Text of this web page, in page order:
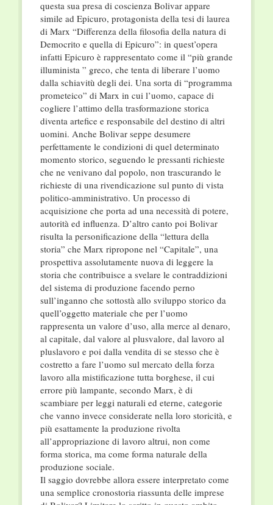
questa sua presa di coscienza Bolivar appare
simile ad Epicuro, protagonista della tesi di laurea
di Marx “Differenza della filosofia della natura di
Democrito e quella di Epicuro”: in quest’opera
infatti Epicuro è rappresentato come il “più grande
illuminista ” greco, che tenta di liberare l’uomo
dalla schiavitù degli dei. Una sorta di “programma
prometeico” di Marx in cui l’uomo, capace di
cogliere l’attimo della trasformazione storica
diventa artefice e responsabile del destino di altri
uomini. Anche Bolivar seppe desumere
perfettamente le condizioni di quel determinato
momento storico, seguendo le pressanti richieste
che ne venivano dal popolo, non trascurando le
richieste di una rivendicazione sul punto di vista
politico-amministrativo. Un processo di
acquisizione che porta ad una necessità di potere,
autorità ed influenza. D’altro canto poi Bolivar
risulta la personificazione della “lettura della
storia” che Marx ripropone nel “Capitale”, una
prospettiva assolutamente nuova di leggere la
storia che contribuisce a svelare le contraddizioni
del sistema di produzione facendo perno
sull’inganno che sottostà allo sviluppo storico da
quell’oggetto materiale che per l’uomo
rappresenta un valore d’uso, alla merce al denaro,
al capitale, dal valore al plusvalore, dal lavoro al
pluslavoro e poi dalla vendita di se stesso che è
costretto a fare l’uomo sul mercato della forza
lavoro alla mistificazione tutta borghese, il cui
errore più lampante, secondo Marx, è di
scambiare per leggi naturali ed eterne, categorie
che vanno invece considerate nella loro storicità, e
più esattamente la produzione rivolta
all’appropriazione di lavoro altrui, non come
forma storica, ma come forma naturale della
produzione sociale.
Il saggio dovrebbe allora essere interpretato come
una semplice cronostoria riassunta delle imprese